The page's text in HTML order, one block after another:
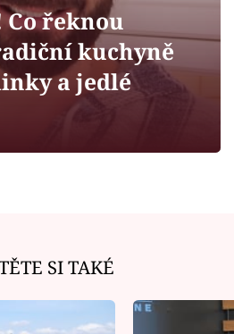
Vary
řeknou
kuchyně
a jedlé
SI TAKÉ